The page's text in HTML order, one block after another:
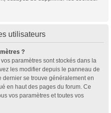
utilisateurs
?
paramètres sont stockés dans la
les modifier depuis le panneau de
dernier se trouve généralement en
en haut des pages du forum. Ce
vos paramètres et toutes vos